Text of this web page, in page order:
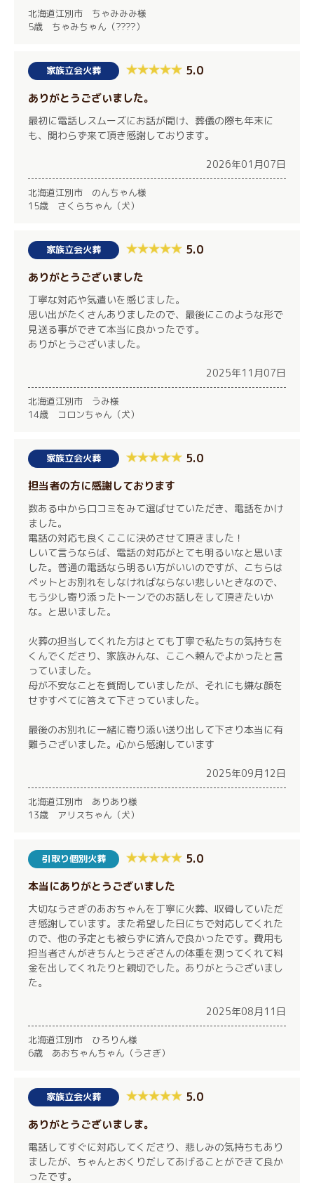
北海道江別市 ちゃみみみ様
5歳 ちゃみちゃん（????）
家族立会火葬 5.0
ありがとうございました。
最初に電話しスムーズにお話が聞け、葬儀の際も年末に
も、関わらず来て頂き感謝しております。
2026年01月07日
北海道江別市 のんちゃん様
15歳 さくらちゃん（犬）
家族立会火葬 5.0
ありがとうございました
丁寧な対応や気遣いを感じました。
思い出がたくさんありましたので、最後にこのような形で
見送る事ができて本当に良かったです。
ありがとうございました。
2025年11月07日
北海道江別市 うみ様
14歳 コロンちゃん（犬）
家族立会火葬 5.0
担当者の方に感謝しております
数ある中から口コミをみて選ばせていただき、電話をかけ
ました。
電話の対応も良くここに決めさせて頂きました！
しいて言うならば、電話の対応がとても明るいなと思いま
した。普通の電話なら明るい方がいいのですが、こちらは
ペットとお別れをしなければならない悲しいときなので、
もう少し寄り添ったトーンでのお話しをして頂きたいか
な。と思いました。
火葬の担当してくれた方はとても丁寧で私たちの気持ちを
くんでくださり、家族みんな、ここへ頼んでよかったと言
っていました。
母が不安なことを質問していましたが、それにも嫌な顔を
せずすべてに答えて下さっていました。
最後のお別れに一緒に寄り添い送り出して下さり本当に有
難うございました。心から感謝しています
2025年09月12日
北海道江別市 ありあり様
13歳 アリスちゃん（犬）
引取り個別火葬 5.0
本当にありがとうございました
大切なうさぎのあおちゃんを丁寧に火葬、収骨していただ
き感謝しています。また希望した日にちで対応してくれた
ので、他の予定とも被らずに済んで良かったです。費用も
担当者さんがきちんとうさぎさんの体重を測ってくれて料
金を出してくれたりと親切でした。ありがとうございまし
た。
2025年08月11日
北海道江別市 ひろりん様
6歳 あおちゃんちゃん（うさぎ）
家族立会火葬 5.0
ありがとうございましま。
電話してすぐに対応してくださり、悲しみの気持ちもあり
ましたが、ちゃんとおくりだしてあげることができて良か
ったです。